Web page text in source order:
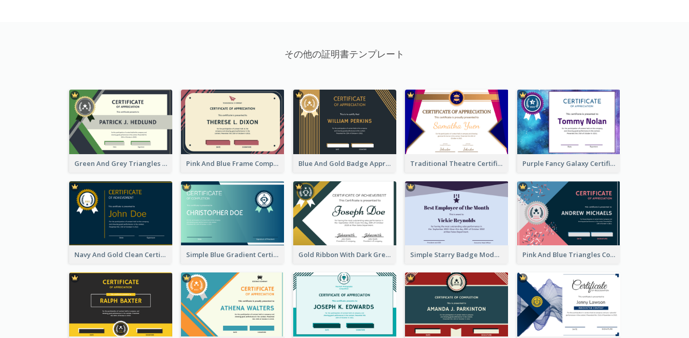
その他の証明書テンプレート
Green And Grey Triangles With Badge Certificate Pink And Blue Frame Company Certificate Blue And Gold Badge Appreciation Certificate Traditional Theatre Certificate Design Template Purple Fancy Galaxy Certificate
Navy And Gold Clean Certificate Simple Blue Gradient Certificate Gold Ribbon With Dark Green Badge Certificate Design Simple Starry Badge Modern Certificate Design Pink And Blue Triangles Confetti Celebration Certificate